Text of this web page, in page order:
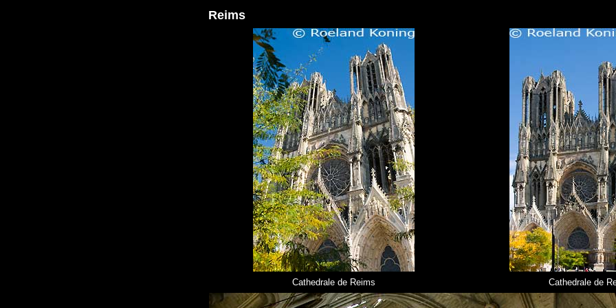
Reims
Cathedrale de Reims Cathedrale de